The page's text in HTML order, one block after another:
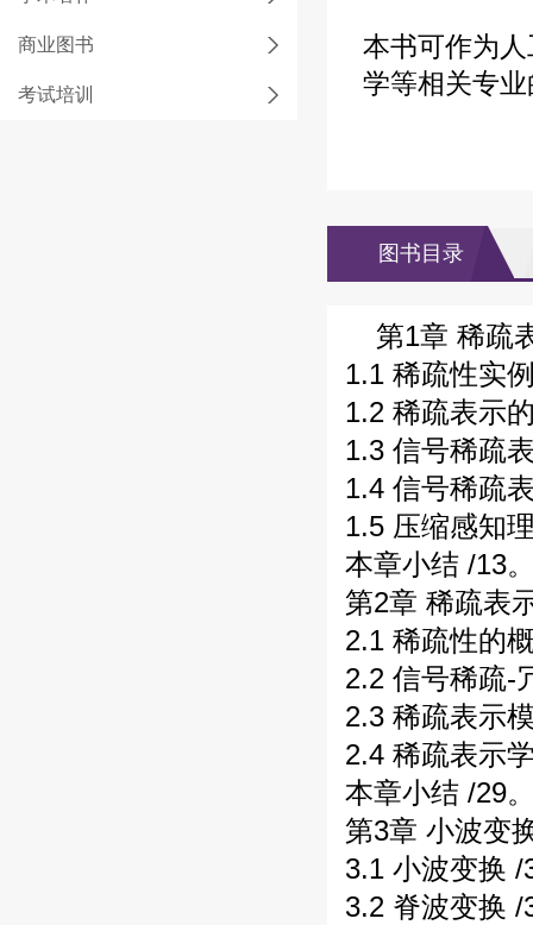
商业图书
考试培训
本书可作为
学等相关专
图书目录
第1章 稀疏
1.1 稀疏性实
1.2 稀疏表示
1.3 信号稀疏
1.4 信号稀疏
1.5 压缩感知
本章小结 /13
第2章 稀疏表
2.1 稀疏性的
2.2 信号稀疏-
2.3 稀疏表示
2.4 稀疏表示
本章小结 /29
第3章 小波变
3.1 小波变换 /
3.2 脊波变换 /